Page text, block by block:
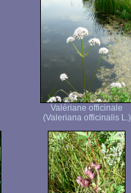
Valériane officinale
(Valeriana officinalis L.)